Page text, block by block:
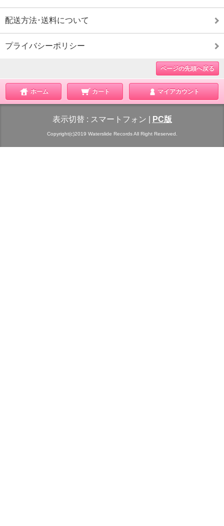
配送方法･送料について
プライバシーポリシー
ページの先頭へ戻る
ホーム カート マイアカウント
表示切替 : スマートフォン PC版
Copyright(c)2019 Waterslide Records All Right Reserved.